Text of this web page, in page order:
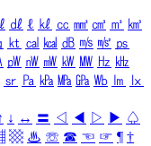
㎗ ℓ ㎘ ㏄ ㎣ ㎤ ㎥ ㎦
㏏ ㎈ ㎉ ㏈ ㎧ ㎨ ㎰
㎺ ㎻ ㎽ ㎾ ㎿ ㎐ ㎑
㏛ ㎩ ㎪ ㎫ ㎬ ㏝ ㏐
㏓
↓ ↔ 〓 ◁ ◀ ▷ ▶ ♤
▩ ♨ ☏ ☎ ☜ ☞ ¶ †